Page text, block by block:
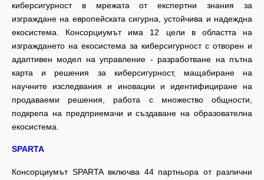
киберсигурност в мрежата от експертни знания за
изграждане на европейската сигурна, устойчива и надеждна
екосистема. Консорциумът има 12 цели в областта на
изграждането на екосистема за киберсигурност с отворен и
адаптивен модел на управление - разработване на пътна
карта и решения за киберсигурност, мащабиране на
научните изследвания и иновации и идентифициране на
продаваеми решения, работа с множество общности,
подкрепа на предприемачи и създаване на образователна
екосистема.
SPARTA
Консорциумът SPARTA включва 44 партньора от различни